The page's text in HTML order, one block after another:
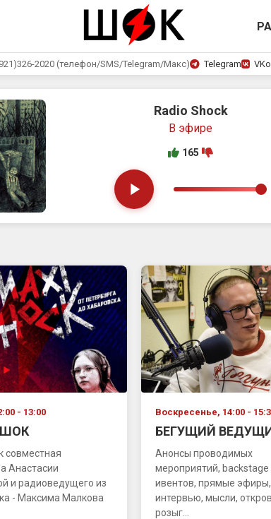
2020 (телефон/SMS/Telegram/Макс) Telegram
Парашюты
КУРКИ
165
- 13:00
совместная
Анастасии
и радиоведущего из
- Максима Малкова
Воскресенье, 14:00 -
БЕГУЩИЙ
Анонсы проводимых
мероприятий, backstage
ивентов, прямые эфиры,
интервью, мысли,
розыг...